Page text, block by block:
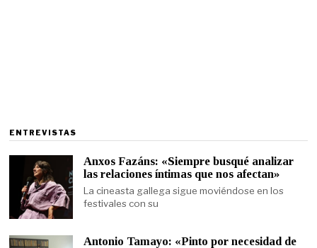
ENTREVISTAS
Anxos Fazáns: «Siempre busqué analizar
las relaciones íntimas que nos afectan»
La cineasta gallega sigue moviéndose en los
festivales con su
Antonio Tamayo: «Pinto por necesidad de